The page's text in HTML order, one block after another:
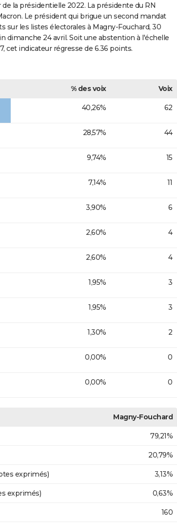
la présidentielle 2022. La présidente du RN
Le président qui brigue un second mandat
sur les listes électorales à Magny-Fouchard, 30
dimanche 24 avril. Soit une abstention à l'échelle
cet indicateur régresse de 6.36 points.
% des voix
Voix
40,26% 62
28,57% 44
9,74% 15
7,14% 11
3,90% 6
2,60% 4
2,60% 4
1,95% 3
1,95% 3
1,30% 2
0,00% 0
0,00% 0
Magny-Fouchard
79,21%
20,79%
exprimés) 3,13%
exprimés) 0,63%
160